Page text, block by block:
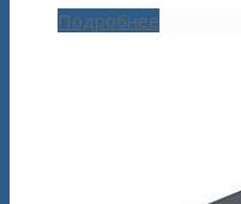
Подробнее